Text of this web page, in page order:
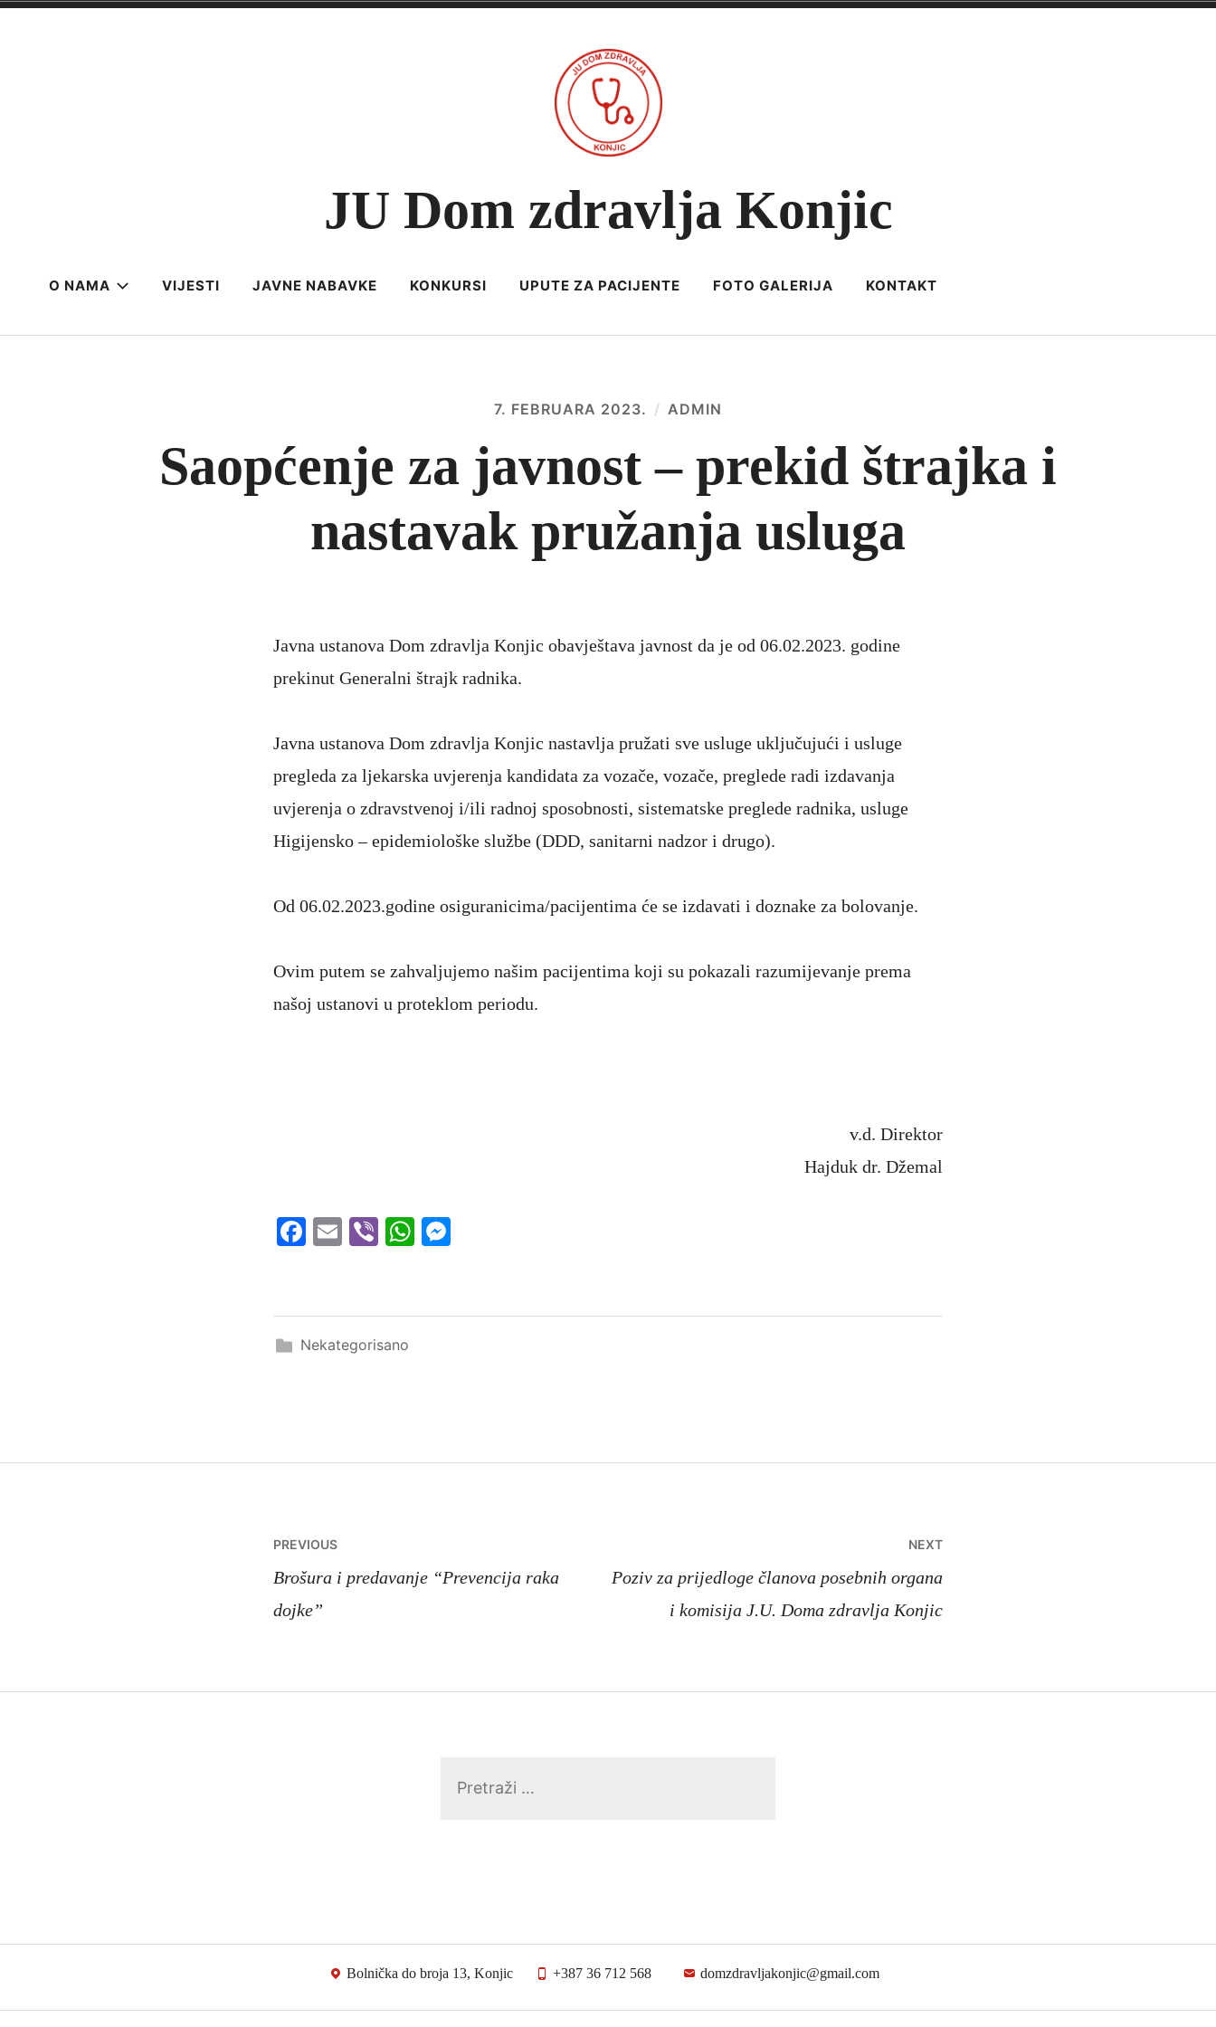
JU Dom zdravlja Konjic
O NAMA VIJESTI JAVNE NABAVKE KONKURSI UPUTE ZA PACIJENTE FOTO GALERIJA KONTAKT
7. FEBRUARA 2023. ADMIN
Saopćenje za javnost – prekid štrajka i
nastavak pružanja usluga
Javna ustanova Dom zdravlja Konjic obavještava javnost da je od 06.02.2023. godine
prekinut Generalni štrajk radnika.
Javna ustanova Dom zdravlja Konjic nastavlja pružati sve usluge uključujući i usluge
pregleda za ljekarska uvjerenja kandidata za vozače, vozače, preglede radi izdavanja
uvjerenja o zdravstvenoj i/ili radnoj sposobnosti, sistematske preglede radnika, usluge
Higijensko – epidemiološke službe (DDD, sanitarni nadzor i drugo).
Od 06.02.2023.godine osiguranicima/pacijentima će se izdavati i doznake za bolovanje.
Ovim putem se zahvaljujemo našim pacijentima koji su pokazali razumijevanje prema
našoj ustanovi u proteklom periodu.
v.d. Direktor
Hajduk dr. Džemal
Facebook
EmailViberWhatsApp
Nekategorisano
Navigacija
članaka
PREVIOUS
Brošura i predavanje “Prevencija raka
dojke”
NEXT
Poziv za prijedloge članova posebnih organa
i komisija J.U. Doma zdravlja Konjic
Bolnička do broja 13, Konjic +387 36 712 568 domzdravljakonjic@gmail.com